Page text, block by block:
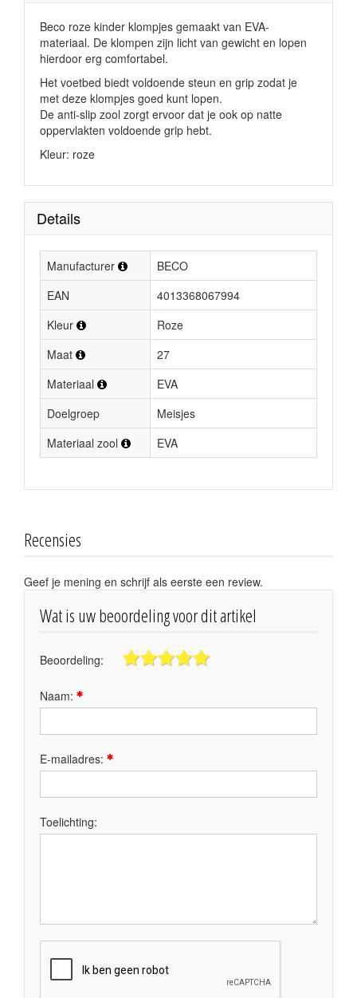
Beco roze kinder klompjes gemaakt van EVA-
materiaal. De klompen zijn licht van gewicht en lopen
hierdoor erg comfortabel.
Het voetbed biedt voldoende steun en grip zodat je
met deze klompjes goed kunt lopen.
De anti-slip zool zorgt ervoor dat je ook op natte
oppervlakten voldoende grip hebt.
Kleur: roze
Details
Manufacturer
BECO
EAN
4013368067994
Kleur
Roze
Maat
27
Materiaal
EVA
Doelgroep
Meisjes
Materiaal zool
EVA
Recensies
Geef je mening en schrijf als eerste een review.
Wat is uw beoordeling voor dit artikel
Beoordeling:
Naam:
E-mailadres:
Toelichting: